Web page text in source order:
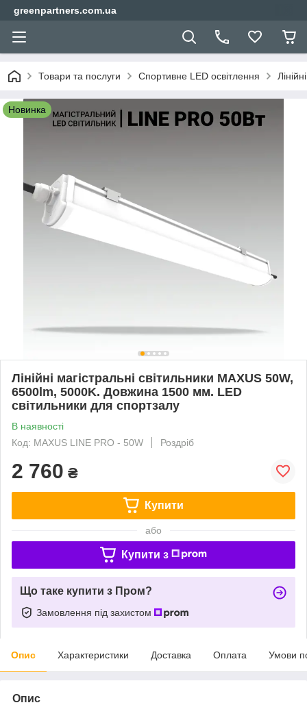
greenpartners.com.ua
Товари та послуги Спортивне LED освітлення
Новинка
Лінійні магістральні світильники MAXUS 50W,
6500lm, 5000K. Довжина 1500 мм. LED
світильники для спортзалу
В наявності
Код: MAXUS LINE PRO - 50W
Роздріб
2 760 ₴
Купити
або
Купити з
Що таке купити з Пром?
Замовлення під захистом
Опис Характеристики Доставка Оплата Умови
Опис